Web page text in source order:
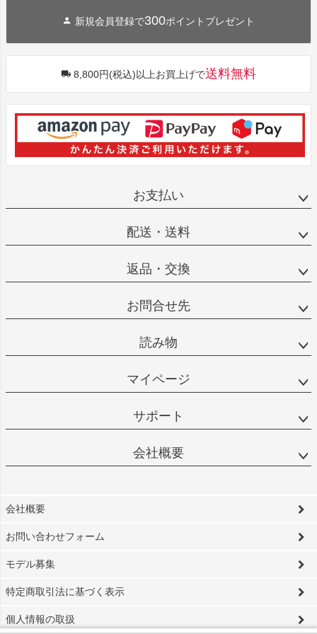
新規会員登録で300ポイントプレゼント
8,800円(税込)以上お買上げで送料無料
お支払い
配送・送料
返品・交換
お問合せ先
読み物
マイページ
サポート
会社概要
会社概要
お問い合わせフォーム
モデル募集
特定商取引法に基づく表示
個人情報の取扱